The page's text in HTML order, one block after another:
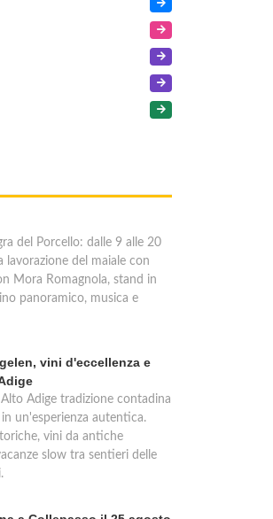
del Porcello: dalle 9 alle 20
del maiale con
Mora Romagnola, stand in
panoramico, musica e
vini d'eccellenza e
Adige tradizione contadina
un'esperienza autentica.
vini da antiche
slow tra sentieri delle